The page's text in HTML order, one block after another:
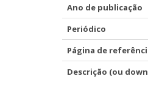
Ano de publicação
Periódico
Página de
Descrição (ou